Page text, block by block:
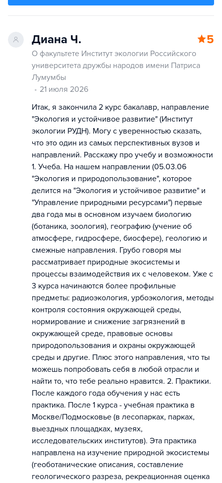
Диана Ч. 5
О факультете Институт экологии Российского
университета дружбы народов имени Патриса
Лумумбы
21 июля 2026
Итак, я закончила 2 курс бакалавр, направление
"Экология и устойчивое развитие" (Институт
экологии РУДН). Могу с уверенностью сказать,
что это один из самых перспективных вузов и
направлений. Расскажу про учебу и возможности
1. Учеба. На нашем направлении (05.03.06
"Экология и природопользование", которое
делится на "Экология и устойчивое развитие" и
"Управление природными ресурсами") первые
два года мы в основном изучаем биологию
(ботаника, зоология), географию (учение об
атмосфере, гидросфере, биосфере), геологию и
смежные направления. Грубо говоря мы
рассматривает природные экосистемы и
процессы взаимодействия их с человеком. Уже с
3 курса начинаются более профильные
предметы: радиоэкология, урбоэкология, методы
контроля состояния окружающей среды,
нормирование и снижение загрязнений в
окружающей среде, правовые основы
природопользования и охраны окружающей
среды и другие. Плюс этого направления, что ты
можешь попробовать себя в любой отрасли и
найти то, что тебе реально нравится. 2. Практики.
После каждого года обучения у нас есть
практика. После 1 курса - учебная практика в
Москве/Подмосковье (в лесопарках, парках,
выездных площадках, музеях,
исследовательских институтов). Эта практика
направлена на изучение природной экосистемы
(геоботанические описания, составление
геологического разреза, рекреационная оценка